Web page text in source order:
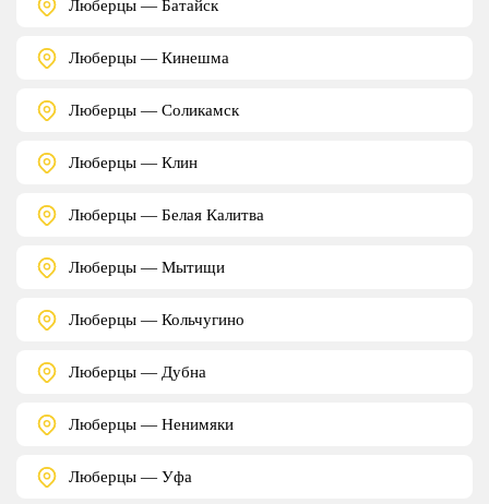
Люберцы — Батайск
Люберцы — Кинешма
Люберцы — Соликамск
Люберцы — Клин
Люберцы — Белая Калитва
Люберцы — Мытищи
Люберцы — Кольчугино
Люберцы — Дубна
Люберцы — Ненимяки
Люберцы — Уфа